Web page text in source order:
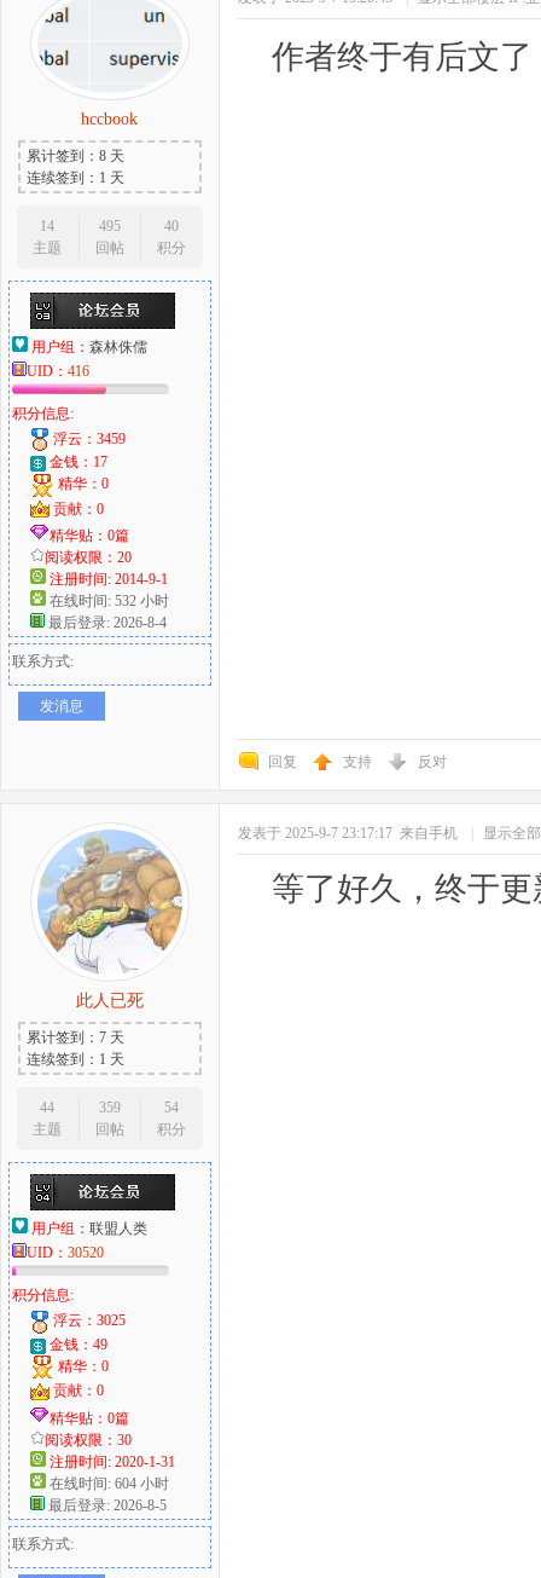
hccbook
累计签到：8 天
连续签到：1 天
14
主题
495
回帖
40
积分
用户组： 森林侏儒
UID： 416
积分信息:
浮云：3459
金钱：17
精华：0
贡献：0
精华贴：0篇
阅读权限：20
注册时间: 2014-9-1
在线时间: 532 小时
最后登录: 2026-8-4
联系方式:
发消息
作者终于有后文
回复 支持 反对
此人已死
累计签到：7 天
连续签到：1 天
44
主题
359
回帖
54
积分
用户组： 联盟人类
UID： 30520
积分信息:
浮云：3025
金钱：49
精华：0
贡献：0
精华贴：0篇
阅读权限：30
注册时间: 2020-1-31
在线时间: 604 小时
最后登录: 2026-8-5
联系方式:
发表于 2025-9-7 23:17:17 来自手机 显示全
等了好久，终于